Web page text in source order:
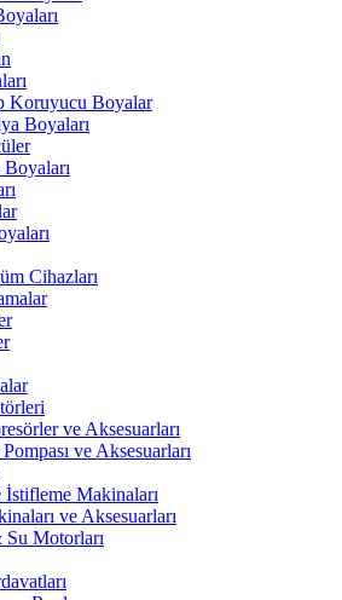
Koruyucu Boyalar
Boyaları
Cihazları
ve Aksesuarları
ve Aksesuarları
İstifleme Makinaları
ve Aksesuarları
Su Motorları